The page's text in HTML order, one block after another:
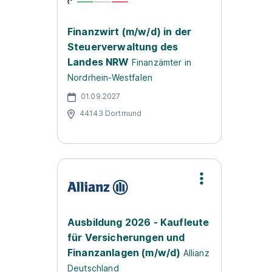
Finanzwirt (m/w/d) in der
Steuerverwaltung des
Landes NRW Finanzämter in
Nordrhein-Westfalen
01.09.2027
44143 Dortmund
Ausbildung 2026 - Kaufleute
für Versicherungen und
Finanzanlagen (m/w/d) Allianz
Deutschland